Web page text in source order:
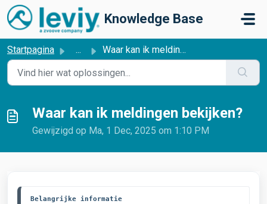
Doorgaan naar hoofdinhoud
Knowledge Base
Startpagina ... Waar kan ik meldingen bekijken?
Waar kan ik meldingen bekijken?
Gewijzigd op Ma, 1 Dec, 2025 om 1:10 PM
Belangrijke informatie